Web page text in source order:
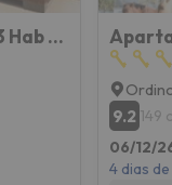
Gran Balcón con Vistas I Amplio 3 Hab cerca Ordino I AndStay
9.2 149
06/12/
4 dias